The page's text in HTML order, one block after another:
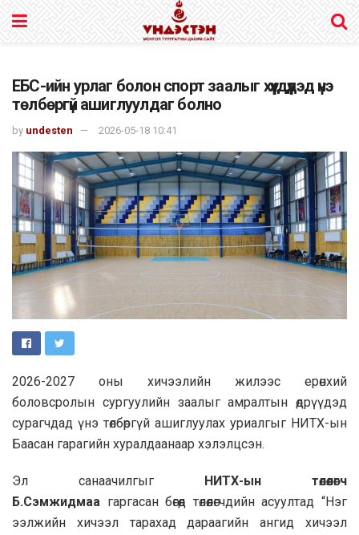
ЕБС-ийн урлаг болон спорт заалыг хүүхдүүдэд үнэ
төлбөргүй ашиглуулдаг болно
by undesten 2026-05-18 10:41
2026-2027 оны хичээлийн жилээс ерөнхий
боловсролын сургуулийн заалыг амралтын өдрүүдэд
сурагчдад үнэ төлбөргүй ашиглуулах уриалгыг НИТХ-ын
Баасан гарагийн хуралдаанаар хэлэлцсэн.
Эл санаачилгыг
НИТХ-ын төлөөлөгч
Б.Сэмжидмаа гаргасан бөгөөд төлөөлөгчдийн асуултад “Нэг
ээлжийн хичээл тарахад дараагийн ангид хичээл